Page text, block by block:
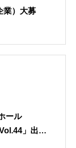
業）大募
ール
」出場